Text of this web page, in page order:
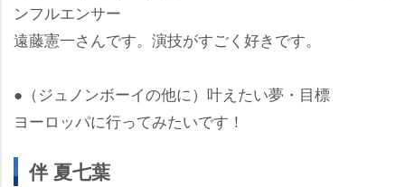
ンフルエンサー
遠藤憲一さんです。演技がすごく好きです。
●（ジュノンボーイの他に）叶えたい夢・目標
ヨーロッパに行ってみたいです！
伴 夏七葉